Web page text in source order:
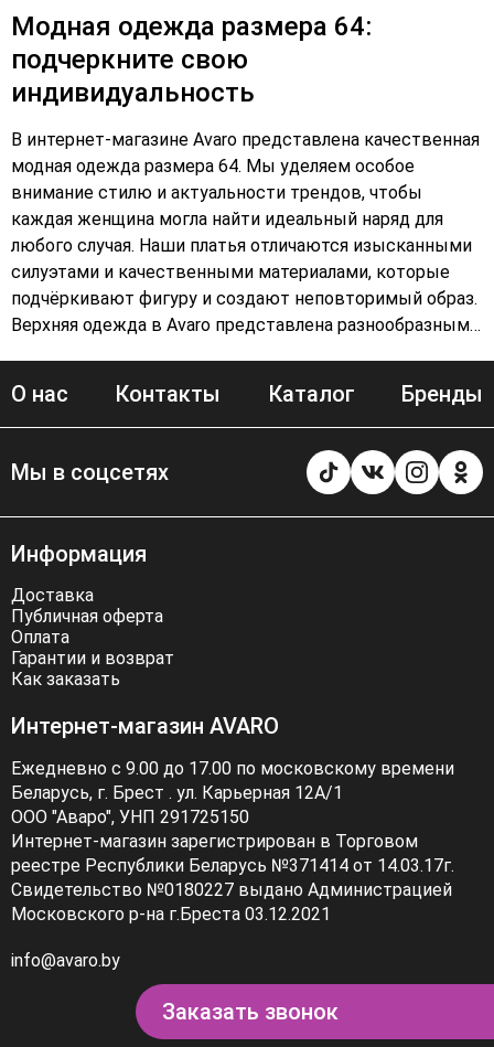
Модная одежда размера 64:
подчеркните свою
индивидуальность
В интернет-магазине Avaro представлена качественная
модная одежда размера 64. Мы уделяем особое
внимание стилю и актуальности трендов, чтобы
каждая женщина могла найти идеальный наряд для
любого случая. Наши платья отличаются изысканными
силуэтами и качественными материалами, которые
подчёркивают фигуру и создают неповторимый образ.
Верхняя одежда в Avaro представлена разнообразными
любой погоды и сезона. Кроме того, в нашем
ассортименте представлены аксессуары, которые
станут прекрасным дополнением к вашему образу.
Сумки, шарфы, перчатки и другие аксессуары помогут
свою уникальность и стать звездой в любой ситуации.
Откройте для себя мир моды с Avaro и создайте свой
неповторимый образ.
О нас Контакты Каталог Бренды
Мы в соцсетях
Информация
Доставка
Публичная оферта
Оплата
Гарантии и возврат
Как заказать
Интернет-магазин AVARO
Ежедневно с 9.00 до 17.00 по московскому времени
Беларусь, г. Брест . ул. Карьерная 12А/1
ООО "Аваро", УНП 291725150
Интернет-магазин зарегистрирован в Торговом
реестре Республики Беларусь №371414 от 14.03.17г.
Свидетельство №0180227 выдано Администрацией
Московского р-на г.Бреста 03.12.2021
info@avaro.by
Заказать звонок